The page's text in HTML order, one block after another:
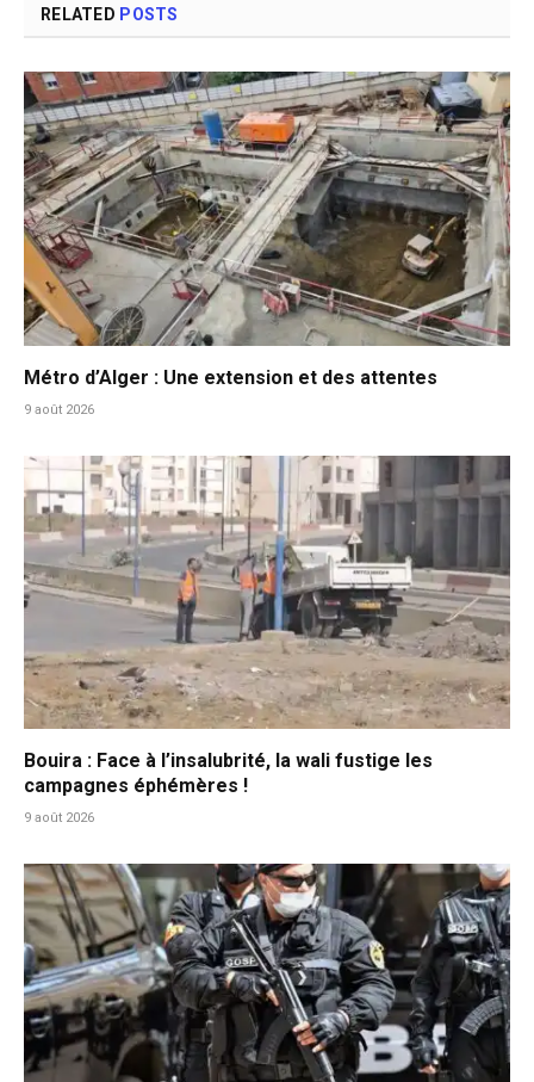
RELATED POSTS
Métro d’Alger : Une extension et des attentes
9 août 2026
Bouira : Face à l’insalubrité, la wali fustige les
campagnes éphémères !
9 août 2026